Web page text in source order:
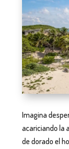
Imagina
acariciando la
de dorado el